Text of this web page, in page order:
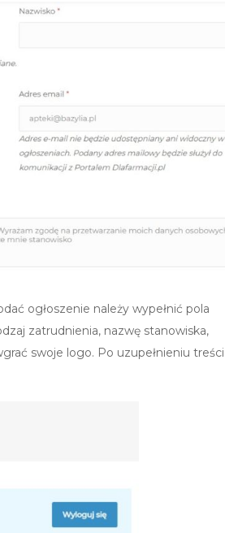
ogłoszenie należy wypełnić pola
zatrudnienia, nazwę stanowiska,
swoje logo. Po uzupełnieniu treści